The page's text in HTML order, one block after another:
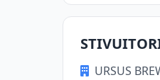
URSUS